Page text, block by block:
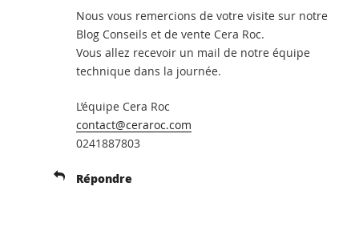
Nous vous remercions de votre visite sur notre
Blog Conseils et de vente Cera Roc.
Vous allez recevoir un mail de notre équipe
technique dans la journée.
L’équipe Cera Roc
contact@ceraroc.com
0241887803
Répondre